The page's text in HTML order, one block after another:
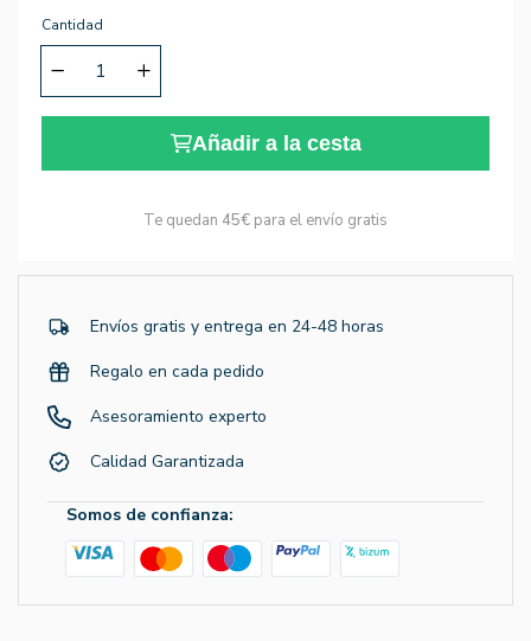
Cantidad
Añadir a la cesta
Te quedan 45€ para el envío gratis
Envíos gratis y entrega en 24-48 horas
Regalo en cada pedido
Asesoramiento experto
Calidad Garantizada
Somos de confianza: